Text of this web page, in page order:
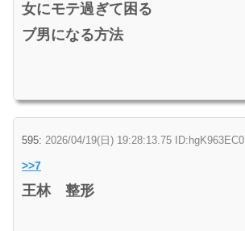
女にモテ過ぎて困る
ブ男になる方法
595: 2026/04/19(日) 19:28:13.75 ID:hgK963EC0
>>7
王林 整形